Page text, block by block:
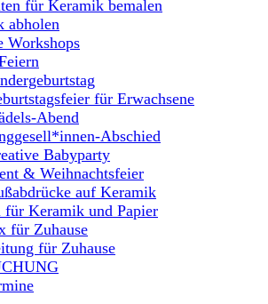
für Keramik bemalen
abholen
Workshops
für Erwachsene
Abend
Abschied
Babyparty
& Weihnachtsfeier
auf Keramik
für Keramik und Papier
für Zuhause
für Zuhause